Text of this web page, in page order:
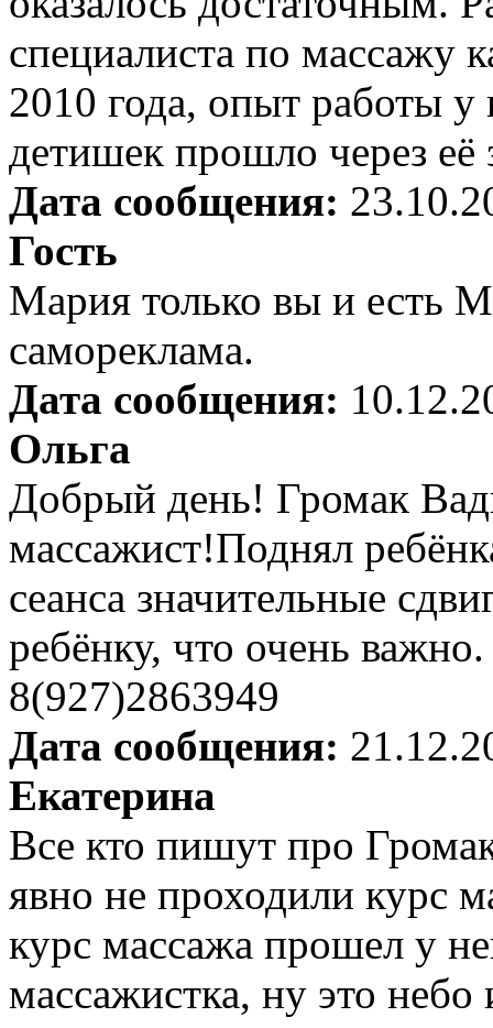
специалиста по массажу
2010 года, опыт работы
детишек прошло через её
Дата сообщения:
Гость
Мария только вы и есть
самореклама.
Дата сообщения:
Ольга
Добрый день! Громак
массажист!Поднял
сеанса значительные
ребёнку, что очень
8(927)2863949
Дата сообщения:
Екатерина
Все кто пишут про
явно не проходили курс
курс массажа прошел у
массажистка, ну это